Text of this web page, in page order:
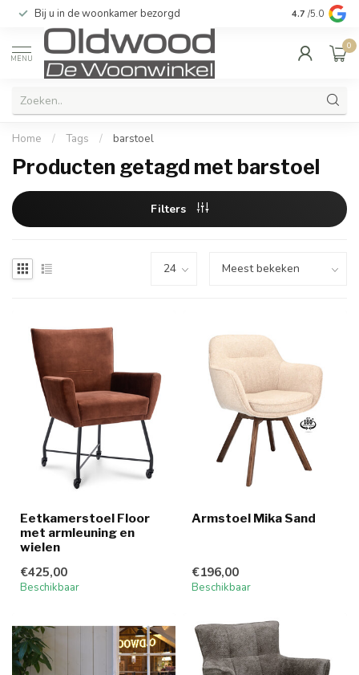
Bij u in de woonkamer bezorgd Kwaliteit &
4.7 /5.0
MENU
0
Home / Tags / barstoel
Producten getagd met barstoel
Filters
Eetkamerstoel Floor
met armleuning en
wielen
€425,00
Beschikbaar
Armstoel Mika Sand
€196,00
Beschikbaar